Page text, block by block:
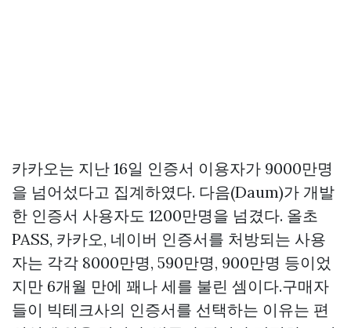
카카오는 지난 16일 인증서 이용자가 9000만명
을 넘어섰다고 집계하였다. 다음(Daum)가 개발
한 인증서 사용자도 1200만명을 넘겼다. 올초
PASS, 카카오, 네이버 인증서를 처방되는 사용
자는 각각 8000만명, 590만명, 900만명 등이었
지만 6개월 만에 꽤나 세를 불린 셈이다.구매자
들이 빅테크사의 인증서를 선택하는 이유는 편